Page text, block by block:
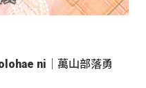
ni｜萬山部落勇